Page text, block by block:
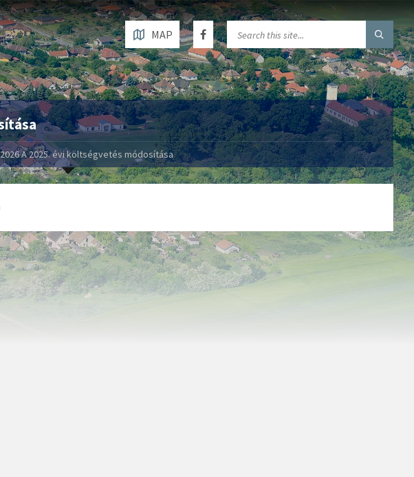
MAP
A 2025. évi költségvetés módosítása